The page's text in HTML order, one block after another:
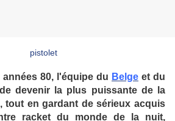
80, l'équipe du Belge et du
devenir la plus puissante de la
tout en gardant de sérieux acquis
racket du monde de la nuit,